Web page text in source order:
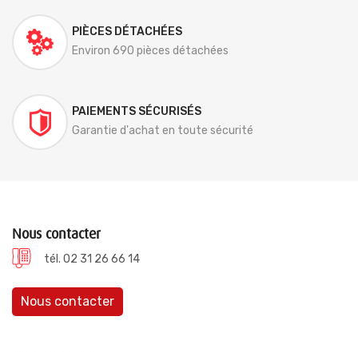
PIÈCES DÉTACHÉES
Environ 690 pièces détachées
PAIEMENTS SÉCURISÉS
Garantie d'achat en toute sécurité
Nous contacter
tél. 02 31 26 66 14
Nous contacter